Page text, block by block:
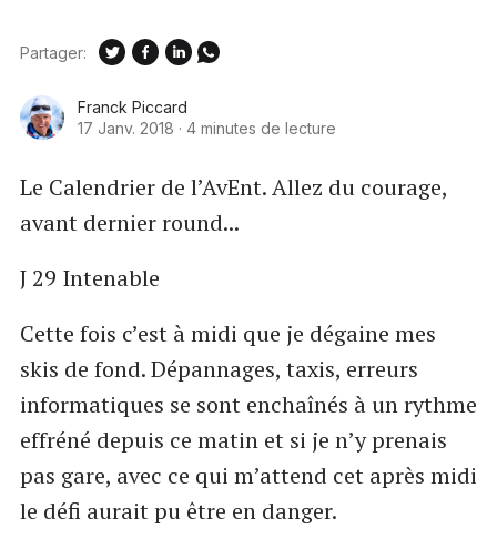
Franck Piccard
17 Janv. 2018 · 4 minutes de lecture
Partager:
Le Calendrier de l’AvEnt. Allez du courage,
avant dernier round...
J 29 Intenable
Cette fois c’est à midi que je dégaine mes
skis de fond. Dépannages, taxis, erreurs
informatiques se sont enchaînés à un rythme
effréné depuis ce matin et si je n’y prenais
pas gare, avec ce qui m’attend cet après midi
le défi aurait pu être en danger.